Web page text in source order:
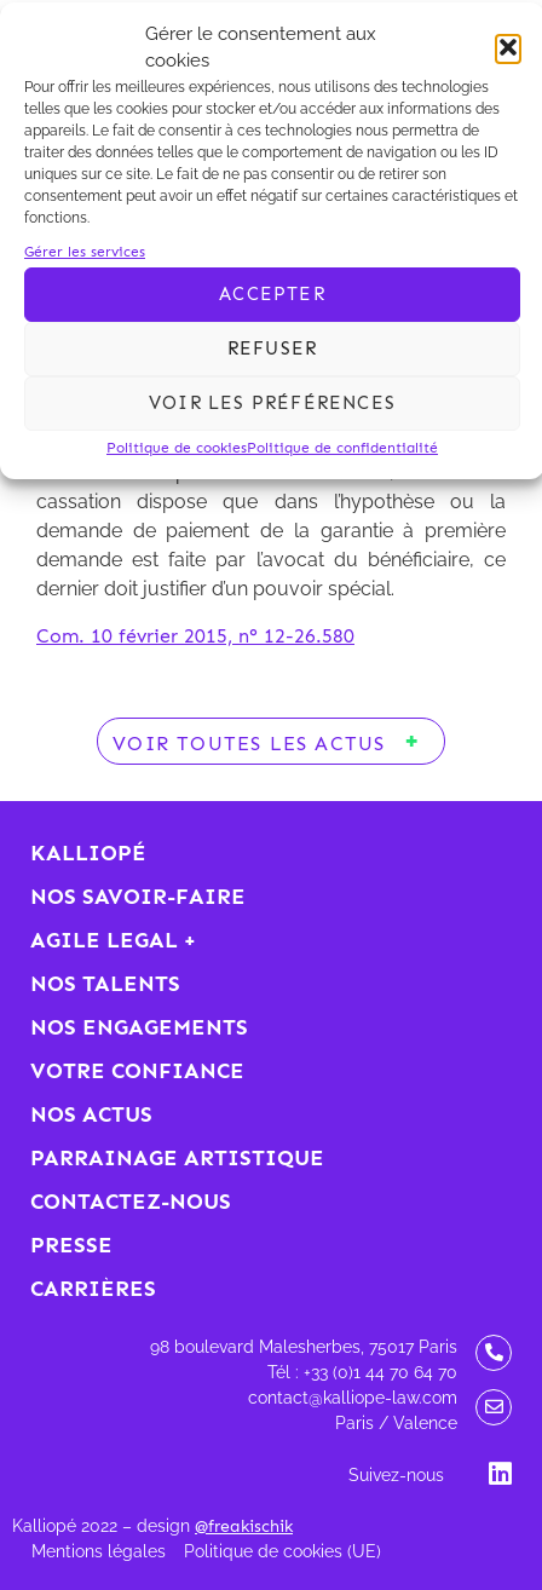
Gérer le consentement aux
cookies
Pour offrir les meilleures expériences, nous utilisons des technologies
telles que les cookies pour stocker et/ou accéder aux informations des
appareils. Le fait de consentir à ces technologies nous permettra de
traiter des données telles que le comportement de navigation ou les ID
uniques sur ce site. Le fait de ne pas consentir ou de retirer son
consentement peut avoir un effet négatif sur certaines caractéristiques et
fonctions.
Gérer les services
ACCEPTER
REFUSER
VOIR LES PRÉFÉRENCES
Politique de cookiesPolitique de confidentialité
demande est faite par l’avocat du bénéficiaire, ce
dernier doit justifier d’un pouvoir spécial.
Com. 10 février 2015, n° 12-26.580
La Chambre commerciale de la Cour de cassation
confirme, par un arrêt du 10 février 2015, que le
rédaction de l’appel de la garantie est la contrepartie
garant de vérifier l’apparente régularité de la
cassation dispose que dans l’hypothèse ou la
demande de paiement de la garantie à première
demande est faite par l’avocat du bénéficiaire, ce
dernier doit justifier d’un pouvoir spécial.
Com. 10 février 2015, n° 12-26.580
VOIR TOUTES LES ACTUS
KALLIOPÉ
NOS SAVOIR-FAIRE
AGILE LEGAL +
NOS TALENTS
NOS ENGAGEMENTS
VOTRE CONFIANCE
NOS ACTUS
PARRAINAGE ARTISTIQUE
CONTACTEZ-NOUS
PRESSE
CARRIÈRES
98 boulevard Malesherbes, 75017 Paris
Tél : +33 (0)1 44 70 64 70
contact@kalliope-law.com
Paris / Valence
Suivez-nous
Kalliopé 2022 – design @freakischik
Mentions légales Politique de cookies (UE)